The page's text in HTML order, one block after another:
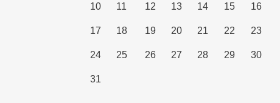
10 11 12 13 14 15 16
17 18 19 20 21 22 23
24 25 26 27 28 29 30
31